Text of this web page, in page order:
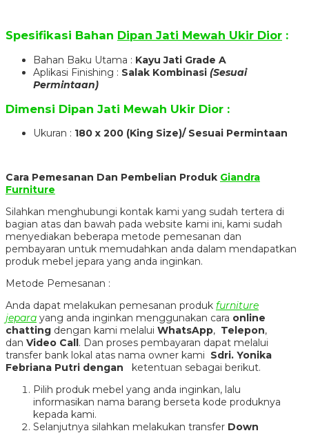
Spesifikasi Bahan Dipan Jati Mewah Ukir Dior :
Bahan Baku Utama : Kayu Jati Grade A
Aplikasi Finishing : Salak Kombinasi (Sesuai
Permintaan)
Dimensi Dipan Jati Mewah Ukir Dior :
Ukuran : 180 x 200 (King Size)/ Sesuai Permintaan
Cara Pemesanan Dan Pembelian Produk Giandra
Furniture
Silahkan menghubungi kontak kami yang sudah tertera di
bagian atas dan bawah pada website kami ini, kami sudah
menyediakan beberapa metode pemesanan dan
pembayaran untuk memudahkan anda dalam mendapatkan
produk mebel jepara yang anda inginkan.
Metode Pemesanan :
Anda dapat melakukan pemesanan produk furniture
jepara yang anda inginkan menggunakan cara online
chatting dengan kami melalui WhatsApp, Telepon,
dan Video Call . Dan proses pembayaran dapat melalui
transfer bank lokal atas nama owner kami Sdri. Yonika
Febriana Putri dengan
ketentuan sebagai berikut.
Pilih produk mebel yang anda inginkan, lalu
informasikan nama barang berseta kode produknya
kepada kami.
Selanjutnya silahkan melakukan transfer Down